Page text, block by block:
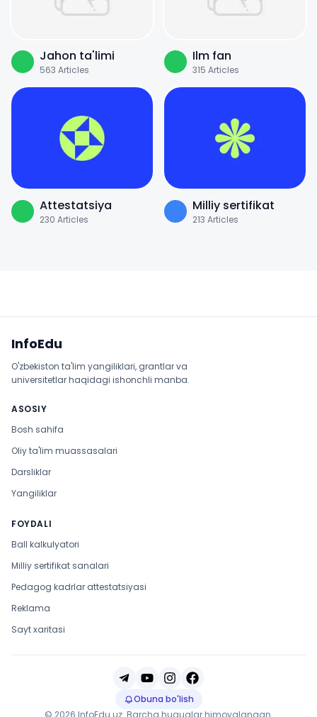
Jahon ta'limi
563 Articles
Ilm fan
315 Articles
Attestatsiya
230 Articles
Milliy sertifikat
213 Articles
InfoEdu
O'zbekiston ta'lim yangiliklari, grantlar va
universitetlar haqidagi ishonchli manba.
ASOSIY
Bosh sahifa
Oliy ta'lim muassasalari
Darsliklar
Yangiliklar
FOYDALI
Ball kalkulyatori
Milliy sertifikat sanalari
Pedagog kadrlar attestatsiyasi
Reklama
Sayt xaritasi
Obuna bo'lish